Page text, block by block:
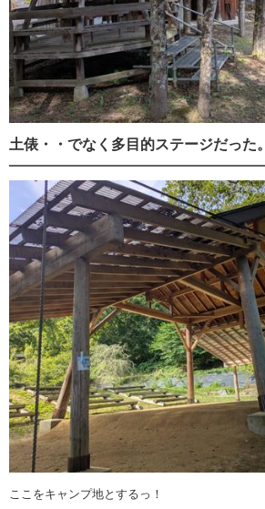
土俵・・でなく多目的ステージだった。
ここをキャンプ地とするっ！